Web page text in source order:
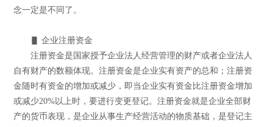
念一定是不同了。
▋ 企业注册资金
注册资金是国家授予企业法人经营管理的财产或者企业法人
自有财产的数额体现。注册资金是企业实有资产的总和；注册资
金随时有资金的增加或减少，即当企业实有资金比注册资金增加
或减少20%以上时，要进行变更登记。注册资金就是企业全部财
产的货币表现，是企业从事生产经营活动的物质基础，是登记主